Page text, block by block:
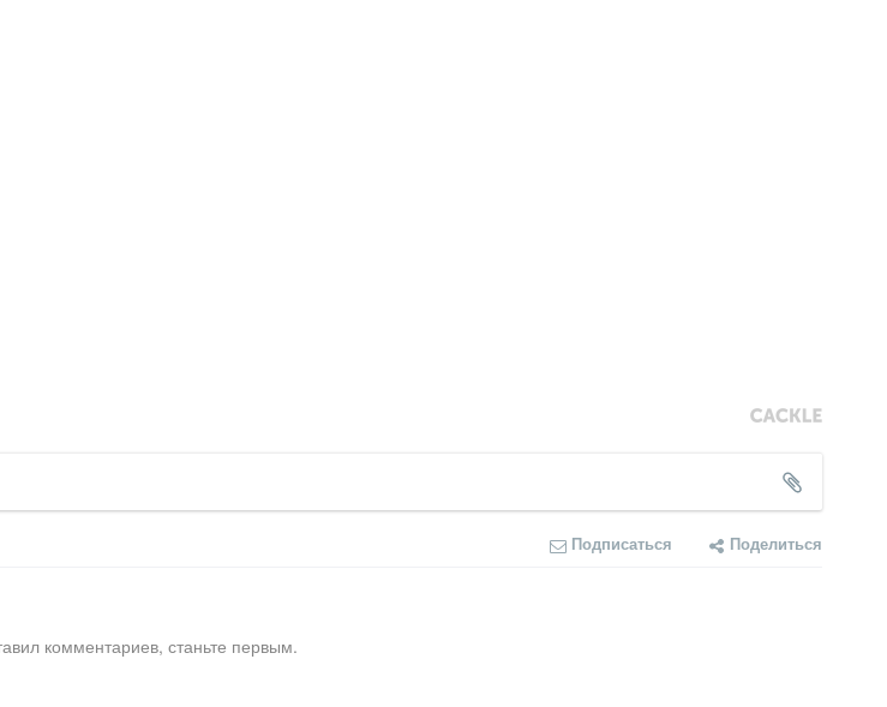
Подписаться Поделиться
комментариев, станьте первым.